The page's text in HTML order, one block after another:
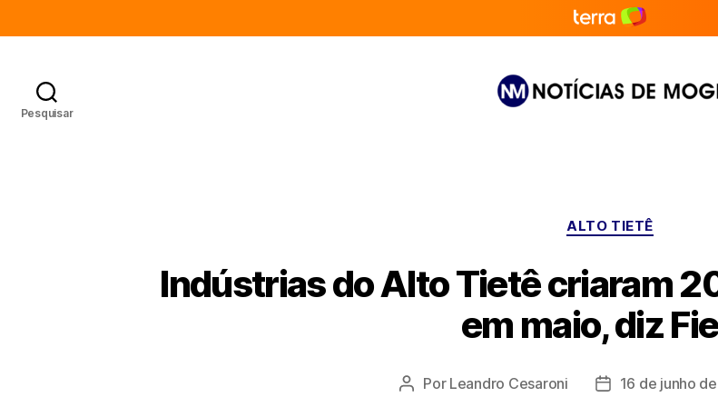
Pesquisar
Categorias
ALTO TIETÊ
Indústrias do Alto Tietê criaram
em maio, diz
Autor
Por Leandro Cesaroni
Data16 de junho